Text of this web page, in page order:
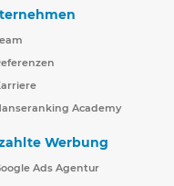
Academy
Werbung
Ads Agentur